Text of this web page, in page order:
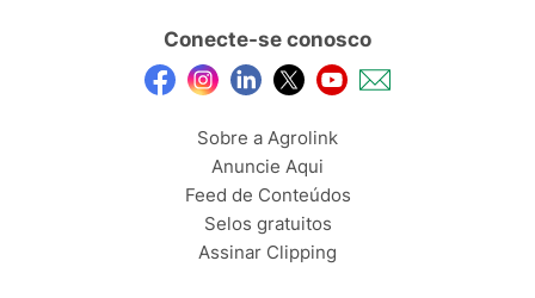
Conecte-se conosco
Sobre a Agrolink
Anuncie Aqui
Feed de Conteúdos
Selos gratuitos
Assinar Clipping